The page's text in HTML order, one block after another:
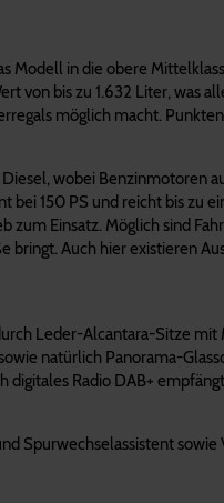
Modell in die obere
von bis zu 1.632 Liter, was
möglich macht.
wobei Benzinmotoren
bei 150 PS und reicht bis zu
Einsatz. Möglich sind
Auch hier existieren
Leder-Alcantara-Sitze mit
natürlich Panorama-
Radio DAB+
Spurwechselassistent